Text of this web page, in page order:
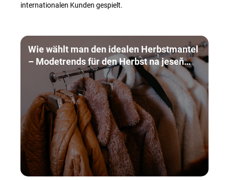
internationalen Kunden gespielt.
Wie wählt man den idealen Herbstmantel
– Modetrends für den Herbst na jeseň